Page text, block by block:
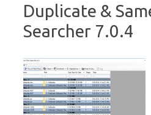
Duplicate &
Searcher 7.0.4